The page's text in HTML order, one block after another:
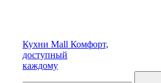
Кухни Mall Комфорт,
доступный
каждому